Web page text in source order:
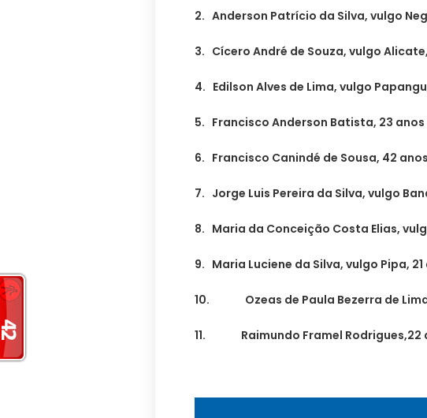
2. Anderson Patrício da Silva, vulgo
3. Cícero André de Souza, vulgo
4. Edilson Alves de Lima, vulgo
5. Francisco Anderson Batista, 23 anos
6. Francisco Canindé de Sousa, 42 anos
7. Jorge Luis Pereira da Silva, vulgo
8. Maria da Conceição Costa Elias,
9. Maria Luciene da Silva, vulgo Pipa, 21
10. Ozeas de Paula Bezerra de Lima,
11. Raimundo Framel Rodrigues,22